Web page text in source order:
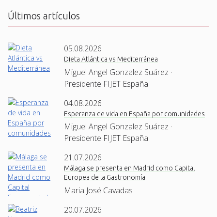
Últimos artículos
05.08.2026
Dieta Atlántica vs Mediterránea
Miguel Angel Gonzalez Suárez ·
Presidente FIJET España
04.08.2026
Esperanza de vida en España por comunidades
Miguel Angel Gonzalez Suárez ·
Presidente FIJET España
21.07.2026
Málaga se presenta en Madrid como Capital
Europea de la Gastronomía
Maria José Cavadas
20.07.2026